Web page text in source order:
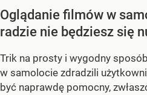
Oglądanie filmów w
radzie nie będziesz się
Trik na prosty i wygodny
w samolocie zdradzili
być naprawdę pomocny,